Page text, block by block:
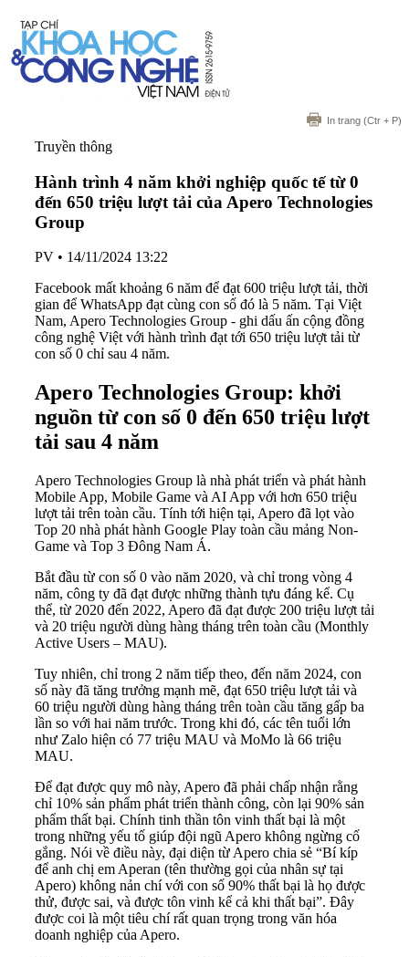
In trang (Ctr + P)
Truyền thông
Hành trình 4 năm khởi nghiệp quốc tế từ 0
đến 650 triệu lượt tải của Apero Technologies
Group
PV • 14/11/2024 13:22
Facebook mất khoảng 6 năm để đạt 600 triệu lượt tải, thời
gian để WhatsApp đạt cùng con số đó là 5 năm. Tại Việt
Nam, Apero Technologies Group - ghi dấu ấn cộng đồng
công nghệ Việt với hành trình đạt tới 650 triệu lượt tải từ
con số 0 chỉ sau 4 năm.
Apero Technologies Group: khởi
nguồn từ con số 0 đến 650 triệu lượt
tải sau 4 năm
Apero Technologies Group là nhà phát triển và phát hành
Mobile App, Mobile Game và AI App với hơn 650 triệu
lượt tải trên toàn cầu. Tính tới hiện tại, Apero đã lọt vào
Top 20 nhà phát hành Google Play toàn cầu mảng Non-
Game và Top 3 Đông Nam Á.
Bắt đầu từ con số 0 vào năm 2020, và chỉ trong vòng 4
năm, công ty đã đạt được những thành tựu đáng kể. Cụ
thể, từ 2020 đến 2022, Apero đã đạt được 200 triệu lượt tải
và 20 triệu người dùng hàng tháng trên toàn cầu (Monthly
Active Users – MAU).
Tuy nhiên, chỉ trong 2 năm tiếp theo, đến năm 2024, con
số này đã tăng trưởng mạnh mẽ, đạt 650 triệu lượt tải và
60 triệu người dùng hàng tháng trên toàn cầu tăng gấp ba
lần so với hai năm trước. Trong khi đó, các tên tuổi lớn
như Zalo hiện có 77 triệu MAU và MoMo là 66 triệu
MAU.
Để đạt được quy mô này, Apero đã phải chấp nhận rằng
chỉ 10% sản phẩm phát triển thành công, còn lại 90% sản
phẩm thất bại. Chính tinh thần tôn vinh thất bại là một
trong những yếu tố giúp đội ngũ Apero không ngừng cố
gắng. Nói về điều này, đại diện từ Apero chia sẻ “Bí kíp
để anh chị em Aperan (tên thường gọi của nhân sự tại
Apero) không nản chí với con số 90% thất bại là họ được
thử, được sai, và được tôn vinh kể cả khi thất bại”. Đây
được coi là một tiêu chí rất quan trọng trong văn hóa
doanh nghiệp của Apero.